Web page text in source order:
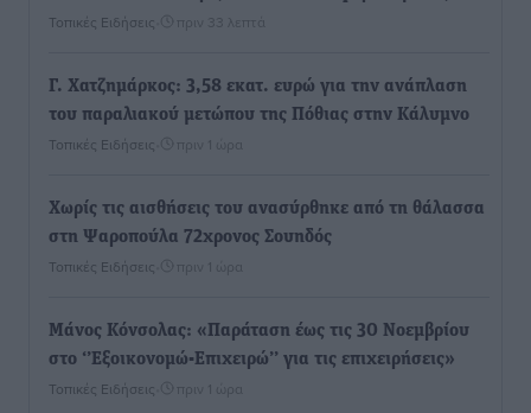
Τοπικές Ειδήσεις πριν 33 λεπτά
Γ. Χατζημάρκος: 3,58 εκατ. ευρώ για την ανάπλαση
του παραλιακού μετώπου της Πόθιας στην Κάλυμνο
Τοπικές Ειδήσεις πριν 1 ώρα
Χωρίς τις αισθήσεις του ανασύρθηκε από τη θάλασσα
στη Ψαροπούλα 72χρονος Σουηδός
Τοπικές Ειδήσεις πριν 1 ώρα
Μάνος Κόνσολας: «Παράταση έως τις 30 Νοεμβρίου
στο ‘’Εξοικονομώ-Επιχειρώ’’ για τις επιχειρήσεις»
Τοπικές Ειδήσεις πριν 1 ώρα